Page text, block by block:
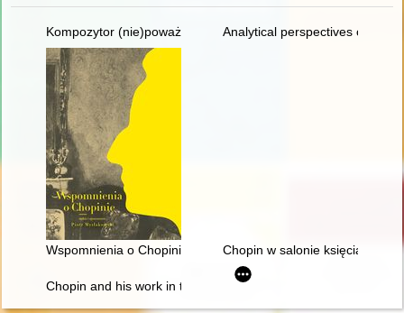
Kompozytor (nie)poważny. Poczucie humoru Fryderyka
Analytical perspectives on the
Wspomnienia o Chopinie. Cz. 1Chopin w salonie księcia
Chopin and his work in the context of culture. Vol 1